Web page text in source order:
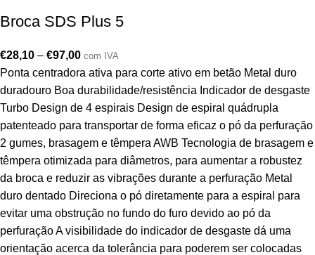
Broca SDS Plus 5
€28,10 – €97,00 com IVA
Ponta centradora ativa para corte ativo em betão Metal duro
duradouro Boa durabilidade/resistência Indicador de desgaste
Turbo Design de 4 espirais Design de espiral quádrupla
patenteado para transportar de forma eficaz o pó da perfuração
2 gumes, brasagem e têmpera AWB Tecnologia de brasagem e
têmpera otimizada para diâmetros, para aumentar a robustez
da broca e reduzir as vibrações durante a perfuração Metal
duro dentado Direciona o pó diretamente para a espiral para
evitar uma obstrução no fundo do furo devido ao pó da
perfuração A visibilidade do indicador de desgaste dá uma
orientação acerca da tolerância para poderem ser colocadas